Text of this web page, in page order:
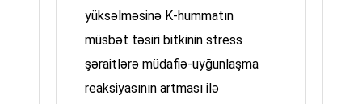
yüksəlməsinə K-hummatın
müsbət təsiri bitkinin stress
şəraitlərə müdafiə-uyğunlaşma
reaksiyasının artması ilə